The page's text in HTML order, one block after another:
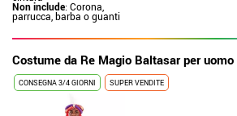
Non include: Corona,
parrucca, barba o guanti
Costume da Re Magio Baltasar per uomo
CONSEGNA 3/4 GIORNI SUPER VENDITE